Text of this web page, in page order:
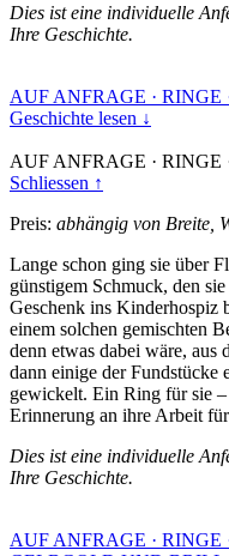
Dies ist eine individuelle
Ihre Geschichte.
AUF ANFRAGE · RINGE
Geschichte lesen ↓
AUF ANFRAGE · RINGE
Schliessen ↑
Preis: abhängig von Breite,
Lange schon ging sie über
günstigem Schmuck, den
Geschenk ins Kinderhospiz
einem solchen gemischten
denn etwas dabei wäre, aus
dann einige der Fundstücke
gewickelt. Ein Ring für sie
Erinnerung an ihre Arbeit
Dies ist eine individuelle
Ihre Geschichte.
AUF ANFRAGE · RINGE